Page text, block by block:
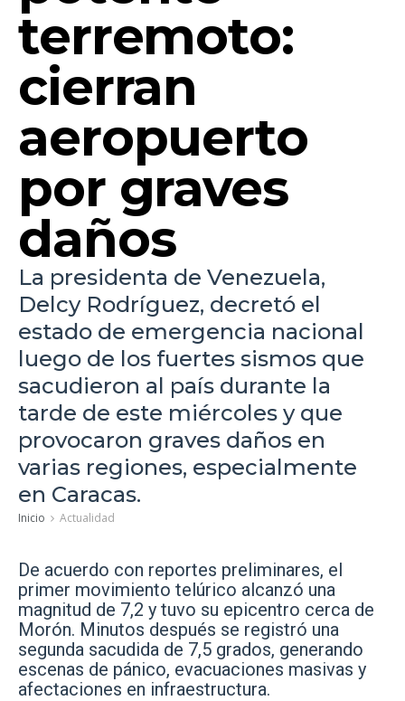
terremoto:
cierran
aeropuerto
por graves
daños
La presidenta de Venezuela,
Delcy Rodríguez, decretó el
estado de emergencia nacional
luego de los fuertes sismos que
sacudieron al país durante la
tarde de este miércoles y que
provocaron graves daños en
varias regiones, especialmente
en Caracas.
Inicio Actualidad
De acuerdo con reportes preliminares, el
primer movimiento telúrico alcanzó una
magnitud de 7,2 y tuvo su epicentro cerca de
Morón. Minutos después se registró una
segunda sacudida de 7,5 grados, generando
escenas de pánico, evacuaciones masivas y
afectaciones en infraestructura.